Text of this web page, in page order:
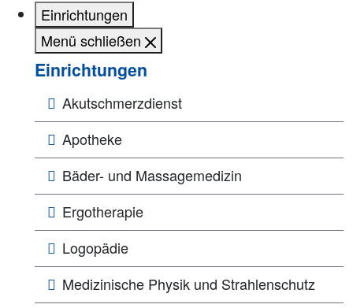
Einrichtungen
Menü schließen
Einrichtungen
Akutschmerzdienst
Apotheke
Bäder- und Massagemedizin
Ergotherapie
Logopädie
Medizinische Physik und Strahlenschutz